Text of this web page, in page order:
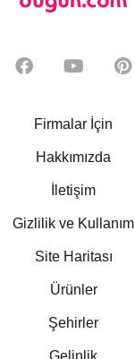
Firmalar İçin
Hakkımızda
İletişim
Gizlilik ve Kullanım
Site Haritası
Ürünler
Şehirler
Gelinlik